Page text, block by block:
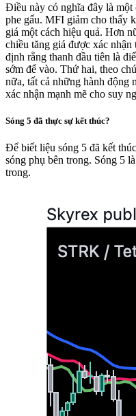
Điều này có nghĩa đây là một
phe gấu. MFI giảm cho thấy
giá một cách hiệu quả. Hơn
chiều tăng giá được xác
định rằng thanh đầu tiên là
sớm để vào. Thứ hai, theo
nữa, tất cả những hành động
xác nhận mạnh mẽ cho suy
Sóng 5 đã thực sự kết thúc?
Để biết liệu sóng 5 đã kết
sóng phụ bên trong. Sóng 5
trong.